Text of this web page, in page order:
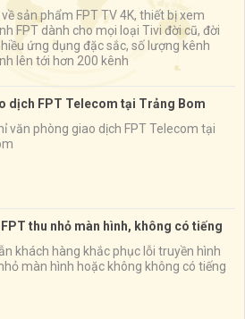
sản phẩm FPT TV 4K, thiết bị xem
FPT dành cho mọi loại Tivi đời cũ, đời
ứng dụng đặc sắc, số lượng kênh
lên tới hơn 200 kênh
dịch FPT Telecom tại Trảng Bom
văn phòng giao dịch FPT Telecom tại
thu nhỏ màn hình, không có tiếng
khách hàng khắc phục lỗi truyền hình
màn hình hoặc không không có tiếng